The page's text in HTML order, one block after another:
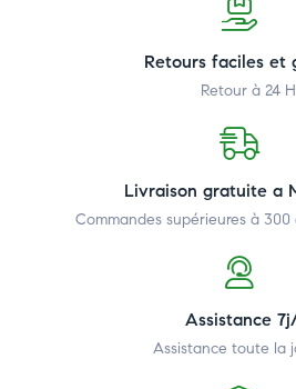
Retours faciles et
Retour à 24 H
Livraison gratuite a
Commandes supérieures à 300
Assistance
Assistance toute la